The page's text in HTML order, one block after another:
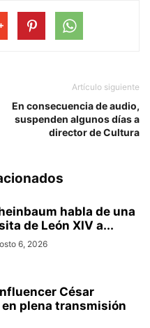
Artículo siguiente
En consecuencia de audio,
suspenden algunos días a
director de Cultura
habla de una
de León XIV a...
6, 2026
César
plena transmisión